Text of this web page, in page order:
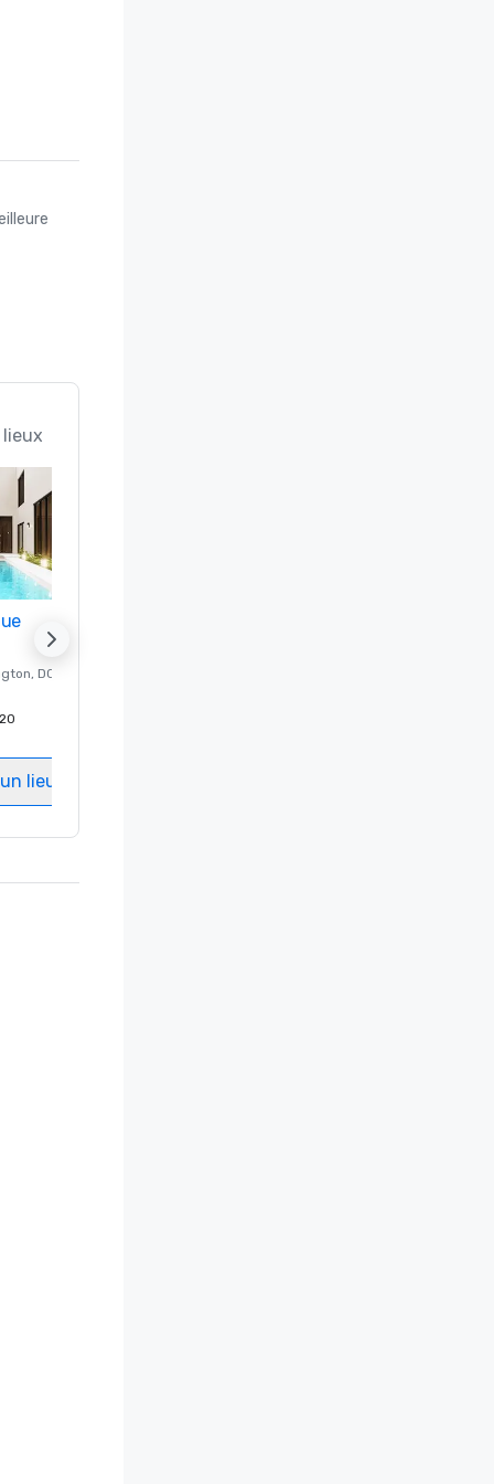
lieux
, DC
lieu